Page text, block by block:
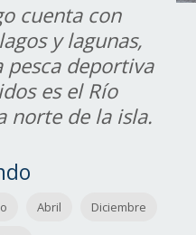
cuenta con
y lagunas,
pesca deportiva
es el Río
norte de la isla.
Abril Diciembre